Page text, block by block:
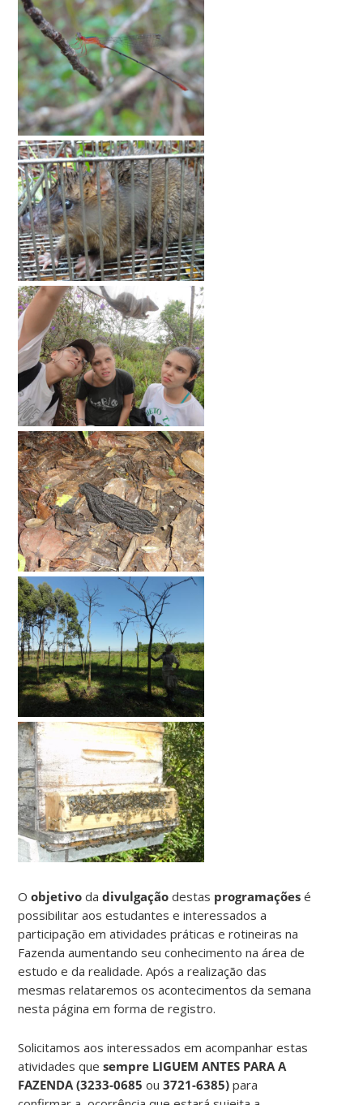
Oobjetivo dadivulgação destas programações é
possibilitar aos estudantes e interessados a
participação em atividades práticas e rotineiras na
Fazenda aumentando seu conhecimento na área de
estudo e da realidade. Após a realização das
mesmas relataremos os acontecimentos da semana
nesta página em forma de registro.
Solicitamos aos interessados em acompanhar estas
atividades quesempre LIGUEM ANTES PARA A
FAZENDA (3233-0685 ou3721-6385)para